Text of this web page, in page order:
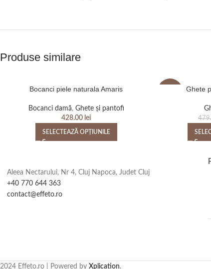
Produse similare
Bocanci piele naturala Amaris
Bocanci damă, Ghete și pantofi
428.00 lei
SELECTEAZĂ OPȚIUNILE
Ghete
Aleea Nectarului, Nr 4, Cluj Napoca, Judet Cluj
+40 770 644 363
contact@effeto.ro
2024 Effeto.ro | Powered by Xplication.